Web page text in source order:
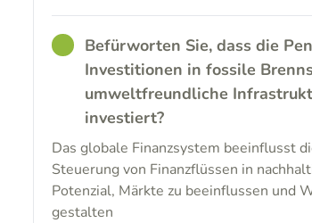
GOODBefürworten Sie, dass die
Investitionen in fossile
umweltfreundliche
investiert?
Das globale Finanzsystem beeinflusst
Steuerung von Finanzflüssen in
Potenzial, Märkte zu beeinflussen und
gestalten